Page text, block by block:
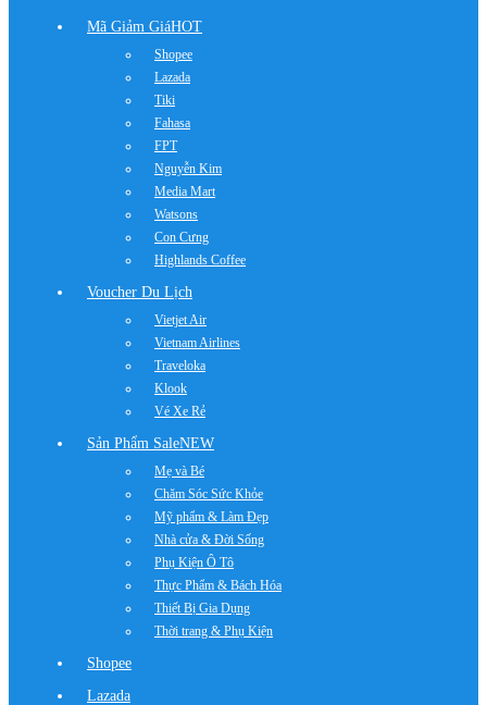
Mã Giảm GiáHOT
Shopee
Lazada
Tiki
Fahasa
FPT
Nguyễn Kim
Media Mart
Watsons
Con Cưng
Highlands Coffee
Voucher Du Lịch
Vietjet Air
Vietnam Airlines
Traveloka
Klook
Vé Xe Rẻ
Sản Phẩm SaleNEW
Mẹ và Bé
Chăm Sóc Sức Khỏe
Mỹ phẩm & Làm Đẹp
Nhà cửa & Đời Sống
Phụ Kiện Ô Tô
Thực Phẩm & Bách Hóa
Thiết Bị Gia Dụng
Thời trang & Phụ Kiện
Shopee
Lazada